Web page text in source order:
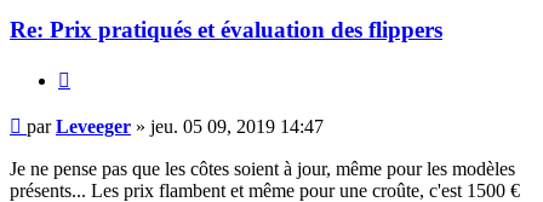
Re: Prix pratiqués et évaluation des flippers
Message
parLeveeger » jeu. 05 09, 2019 14:47
Je ne pense pas que les côtes soient à jour, même pour les modèles
présents... Les prix flambent et même pour une croûte, c'est 1500 €